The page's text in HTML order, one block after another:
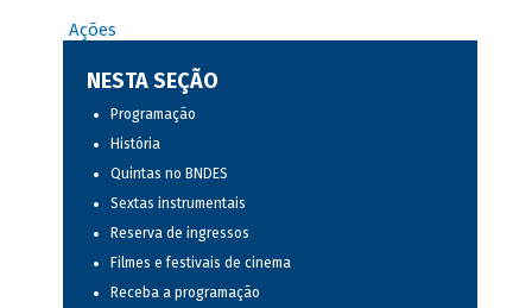
Ações
NESTA SEÇÃO
Programação
História
Quintas no BNDES
Sextas instrumentais
Reserva de ingressos
Filmes e festivais de cinema
Receba a programação